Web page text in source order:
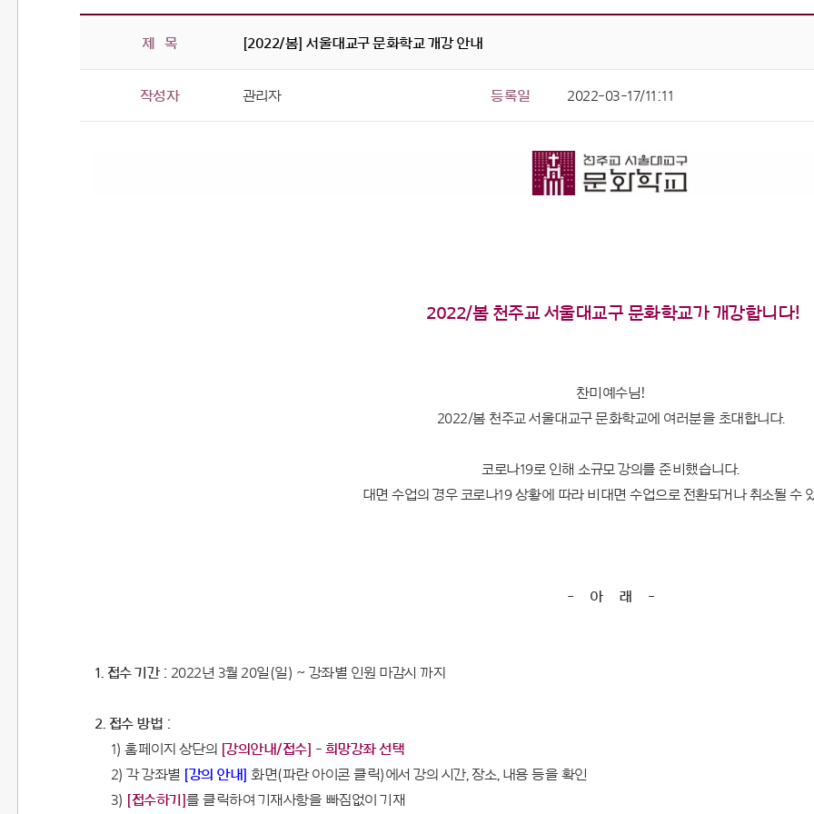
제 목 [2022/봄] 서울대교구 문화학교 개강 안내
작성자 관리자 등록일 2022-03-17/11:11
2022/봄 천주교 서울대교구 문화학교가 개강합니다!
찬미예수님!
2022/봄 천주교 서울대교구 문화학교에 여러분을 초대합니다.
코로나19로 인해 소규모 강의를 준비했습니다.
대면 수업의 경우 코로나19 상황에 따라 비대면 수업으로 전환되거나 취소될 수
- 아 래 -
1. 접수 기간 : 2022년 3월 20일(일) ~ 강좌별 인원 마감시 까지
2. 접수 방법 :
1) 홈페이지 상단의
[강의안내/접수] - 희망강좌 선택
2) 각 강좌별
[강의 안내]
화면(파란 아이콘 클릭)에서 강의 시간, 장소, 내용 등을 확인
3)
[접수하기] 를 클릭하여 기재사항을 빠짐없이 기재